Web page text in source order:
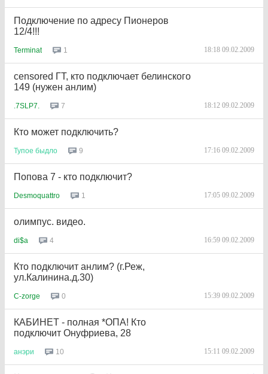
Подключение по адресу Пионеров
12/4!!!
Terminat 1 18:18 09.02.2009
censored ГТ, кто подключает белинского
149 (нужен анлим)
.7SLP7. 7 18:12 09.02.2009
Кто может подключить?
Тупое быдло 9 17:16 09.02.2009
Попова 7 - кто подключит?
Desmoquattro 1 17:05 09.02.2009
олимпус. видео.
di$a 4 16:59 09.02.2009
Кто подключит анлим? (г.Реж,
ул.Калинина.д.30)
C-zorge 0 15:39 09.02.2009
КАБИНЕТ - полная *ОПА! Кто
подключит Онуфриева, 28
анэри 10 15:11 09.02.2009